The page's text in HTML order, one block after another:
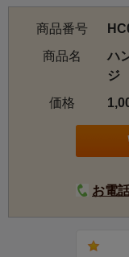
商品番号
商品名
ハ
ジ
価格
お電